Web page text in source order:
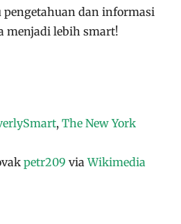
dan informasi
menjadi lebih smart!
, The New York
petr209 viaWikimedia